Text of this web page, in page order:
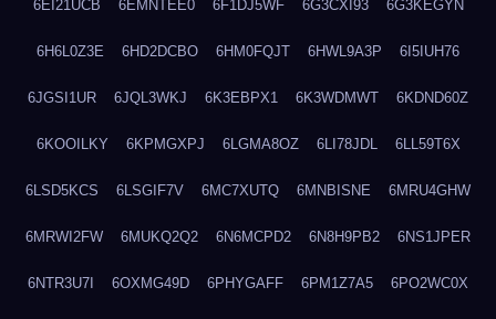
6EI21UCB 6EMNTEE0 6F1DJ5WF 6G3CXI93 6G3KEGYN
6H6L0Z3E 6HD2DCBO 6HM0FQJT 6HWL9A3P 6I5IUH76
6JGSI1UR 6JQL3WKJ 6K3EBPX1 6K3WDMWT 6KDND60Z
6KOOILKY 6KPMGXPJ 6LGMA8OZ 6LI78JDL 6LL59T6X
6LSD5KCS 6LSGIF7V 6MC7XUTQ 6MNBISNE 6MRU4GHW
6MRWI2FW 6MUKQ2Q2 6N6MCPD2 6N8H9PB2 6NS1JPER
6NTR3U7I 6OXMG49D 6PHYGAFF 6PM1Z7A5 6PO2WC0X